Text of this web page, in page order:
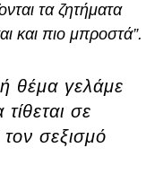
τα ζητήματα
και πιο μπροστά”.
θέμα γελάμε
σε
σεξισμό